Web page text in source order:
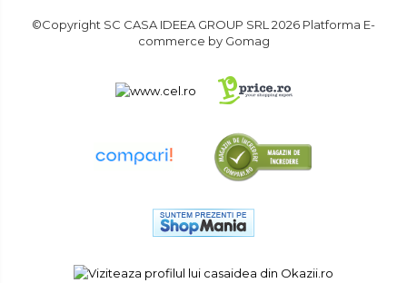
©Copyright SC CASA IDEEA GROUP SRL 2026 Platforma E-
commerce by Gomag